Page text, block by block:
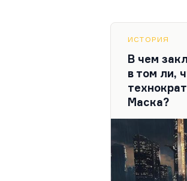
ИСТОРИЯ
В чем
в том ли,
Маска?